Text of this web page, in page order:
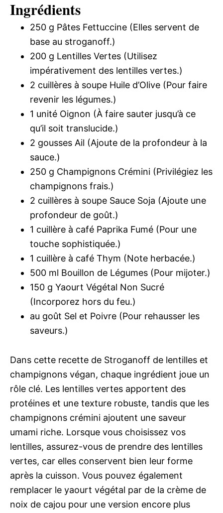
Ingrédients
250 g Pâtes Fettuccine (Elles servent de
base au stroganoff.)
200 g Lentilles Vertes (Utilisez
impérativement des lentilles vertes.)
2 cuillères à soupe Huile d’Olive (Pour faire
revenir les légumes.)
1 unité Oignon (À faire sauter jusqu’à ce
qu’il soit translucide.)
2 gousses Ail (Ajoute de la profondeur à la
sauce.)
250 g Champignons Crémini (Privilégiez les
champignons frais.)
2 cuillères à soupe Sauce Soja (Ajoute une
profondeur de goût.)
1 cuillère à café Paprika Fumé (Pour une
touche sophistiquée.)
1 cuillère à café Thym (Note herbacée.)
500 ml Bouillon de Légumes (Pour mijoter.)
150 g Yaourt Végétal Non Sucré
(Incorporez hors du feu.)
au goût Sel et Poivre (Pour rehausser les
saveurs.)
Dans cette recette de Stroganoff de lentilles et
champignons végan, chaque ingrédient joue un
rôle clé. Les lentilles vertes apportent des
protéines et une texture robuste, tandis que les
champignons crémini ajoutent une saveur
umami riche. Lorsque vous choisissez vos
lentilles, assurez-vous de prendre des lentilles
vertes, car elles conservent bien leur forme
après la cuisson. Vous pouvez également
remplacer le yaourt végétal par de la crème de
noix de cajou pour une version encore plus